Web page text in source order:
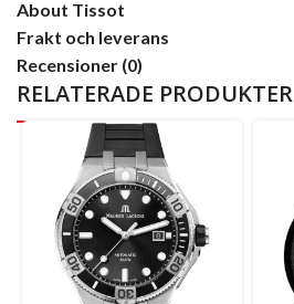
About Tissot
Frakt och leverans
Recensioner (0)
RELATERADE PRODUKTER